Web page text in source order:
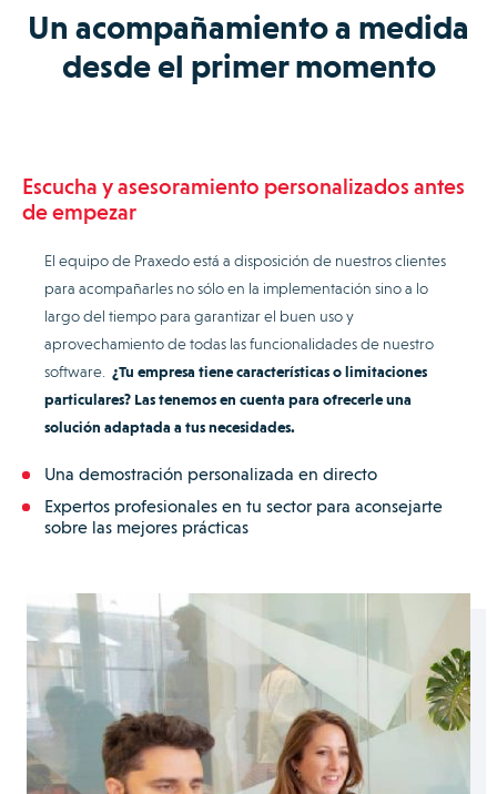
Un acompañamiento a medida
desde el primer momento
Escucha y asesoramiento personalizados antes
de empezar
El equipo de Praxedo está a disposición de nuestros clientes
para acompañarles no sólo en la implementación sino a lo
largo del tiempo para garantizar el buen uso y
aprovechamiento de todas las funcionalidades de nuestro
software. ¿Tu empresa tiene características o limitaciones
particulares? Las tenemos en cuenta para ofrecerle una
solución adaptada a tus necesidades.
Una demostración personalizada en directo
Expertos profesionales en tu sector para aconsejarte
sobre las mejores prácticas